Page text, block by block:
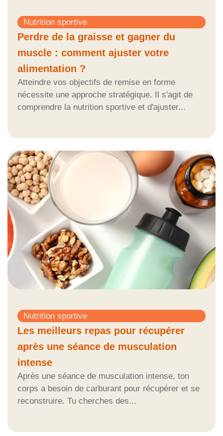
Nutrition sportive
Perdre de la graisse et gagner du
muscle : comment ajuster votre
alimentation ?
Atteindre vos objectifs de remise en forme
nécessite une approche stratégique. Il s'agit de
comprendre la nutrition sportive et d'ajuster...
Nutrition sportive
Les meilleurs repas pour récupérer
après une séance de musculation
intense
Après une séance de musculation intense, ton
corps a besoin de carburant pour récupérer et se
reconstruire. Tu cherches des...